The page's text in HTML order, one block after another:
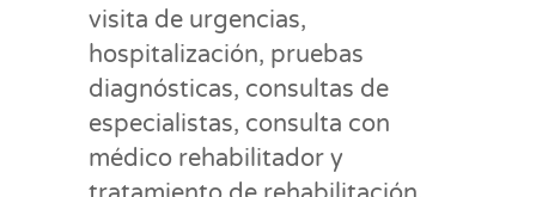
visita de urgencias,
hospitalización, pruebas
diagnósticas, consultas de
especialistas, consulta con
médico rehabilitador y